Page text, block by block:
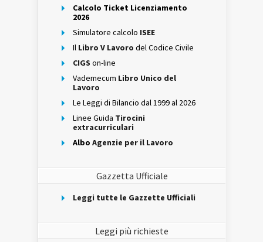
Calcolo Ticket Licenziamento
2026
Simulatore calcolo ISEE
Il Libro V Lavoro del Codice Civile
CIGS on-line
Vademecum Libro Unico del
Lavoro
Le Leggi di Bilancio dal 1999 al 2026
Linee Guida Tirocini
extracurriculari
Albo Agenzie per il Lavoro
Gazzetta Ufficiale
Leggi tutte le Gazzette Ufficiali
Leggi più richieste